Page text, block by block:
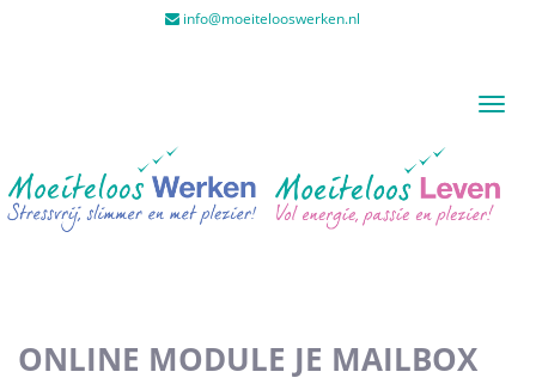
info@moeitelooswerken.nl
Toggle
ONLINE MODULE JE MAILBOX